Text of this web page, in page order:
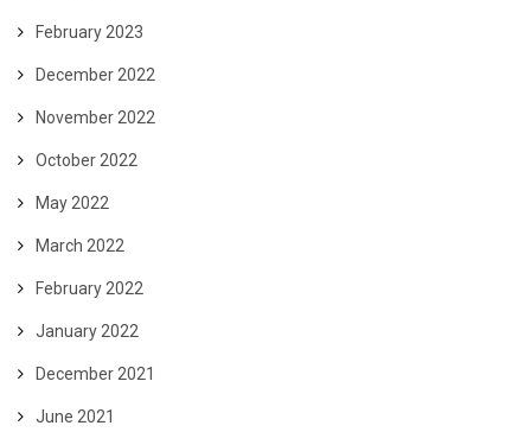
February 2023
December 2022
November 2022
October 2022
May 2022
March 2022
February 2022
January 2022
December 2021
June 2021